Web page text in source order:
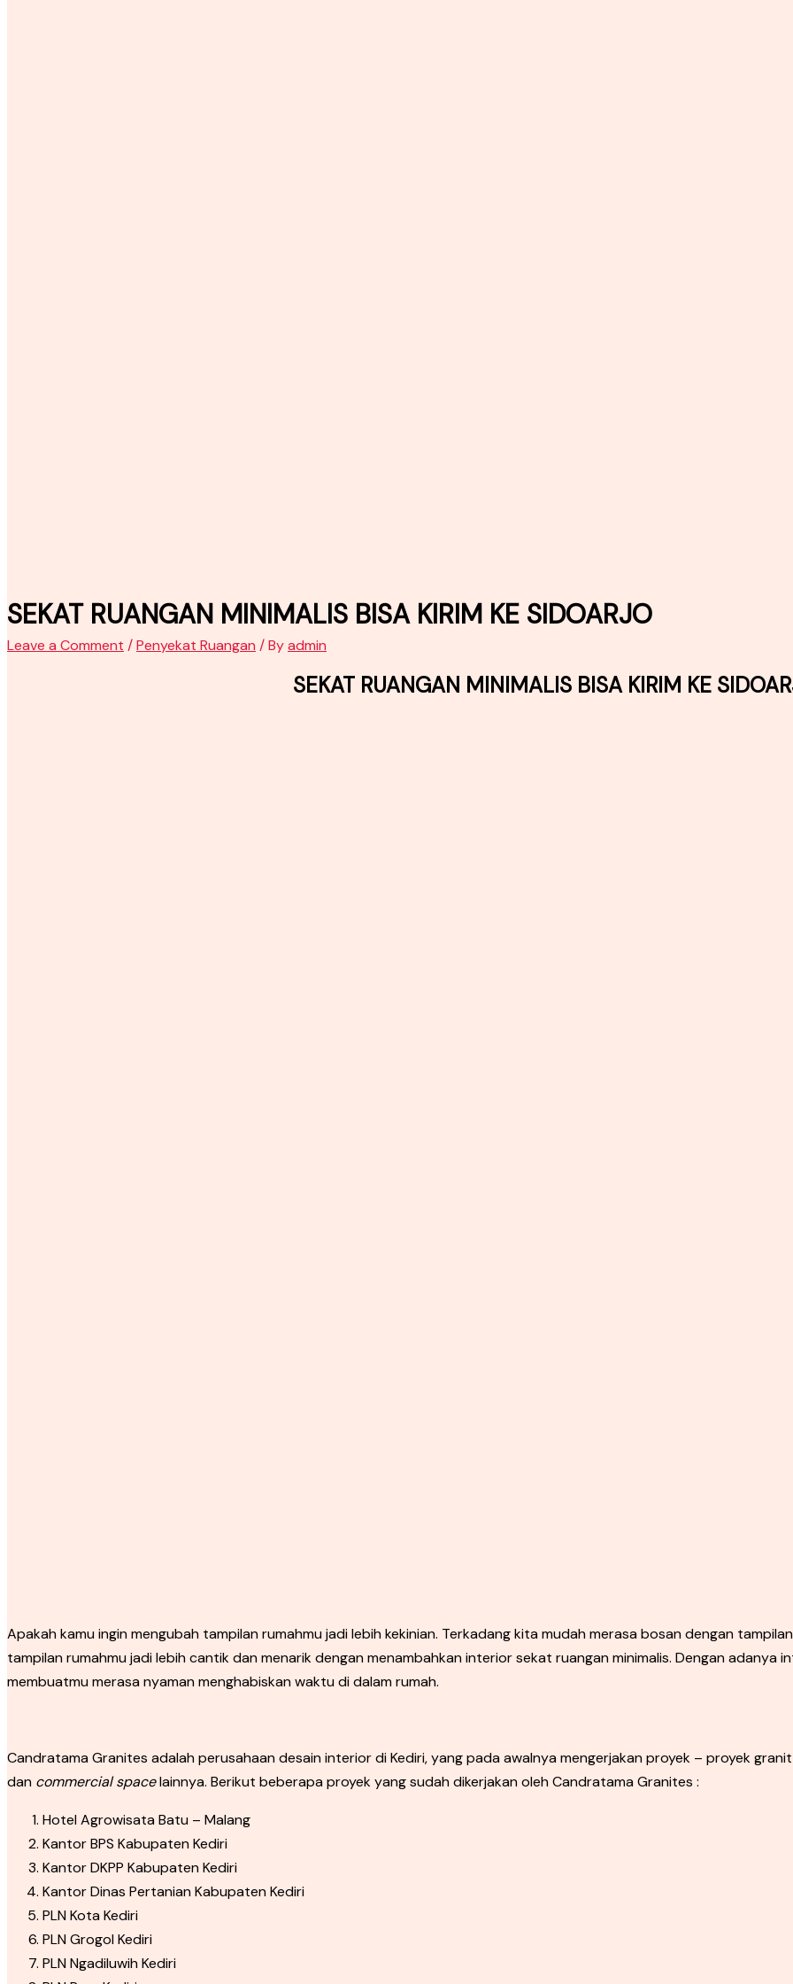
SEKAT RUANGAN MINIMALIS BISA KIRIM KE SIDOARJO
Leave a Comment /Penyekat Ruangan / Byadmin
SEKAT RUANGAN MINIMALIS BISA KIRIM KE
Apakah kamu ingin mengubah tampilan rumahmu jadi lebih kekinian. Terkadang kita mudah merasa bosan dengan
tampilan rumahmu jadi lebih cantik dan menarik dengan menambahkan interior sekat ruangan minimalis. Dengan adanya
membuatmu merasa nyaman menghabiskan waktu di dalam rumah.
Candratama Granites adalah perusahaan desain interior di Kediri, yang pada awalnya mengerjakan proyek – proyek
dan commercial spacelainnya. Berikut beberapa proyek yang sudah dikerjakan oleh Candratama Granites :
Hotel Agrowisata Batu – Malang
Kantor BPS Kabupaten Kediri
Kantor DKPP Kabupaten Kediri
Kantor Dinas Pertanian Kabupaten Kediri
PLN Kota Kediri
PLN Grogol Kediri
PLN Ngadiluwih Kediri